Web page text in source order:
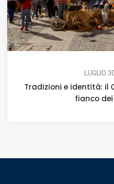
LUGLIO
Tradizioni e identità: il
fianco